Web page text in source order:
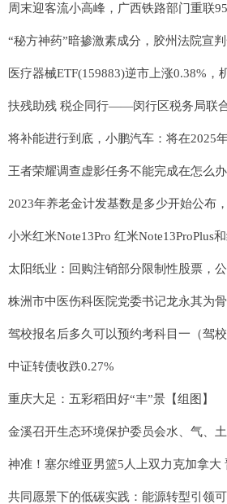
周末迎客流小高峰，广西铁路部门重联
中证转债收跌0.27%
重庆大足：五彩稻田好“丰”景【组图】
神准！塞尔维亚男篮5人上双力克加拿大